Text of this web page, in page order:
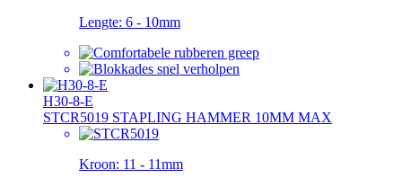
Lengte: 6 - 10mm
H30-8-E
STCR5019 STAPLING HAMMER 10MM MAX
Kroon: 11 - 11mm